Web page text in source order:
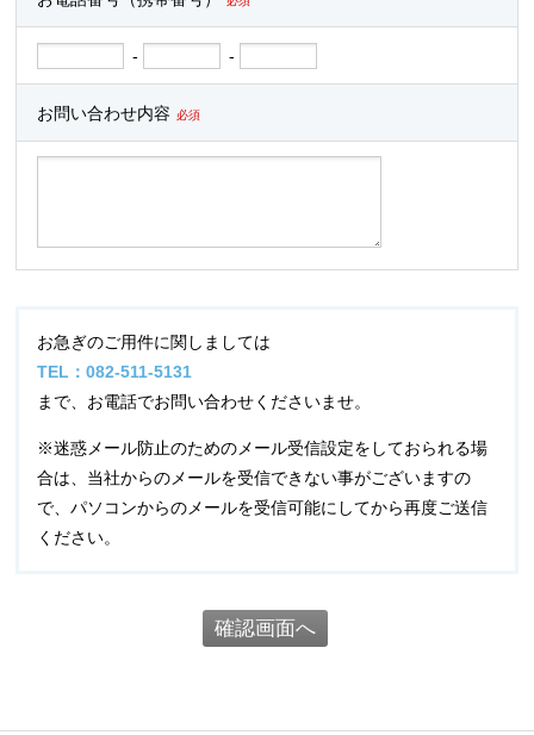
- -
お問い合わせ内容 必須
お急ぎのご用件に関しましては
TEL：082-511-5131
まで、お電話でお問い合わせくださいませ。
※迷惑メール防止のためのメール受信設定をしておられる場
合は、当社からのメールを受信できない事がございますの
で、パソコンからのメールを受信可能にしてから再度ご送信
ください。